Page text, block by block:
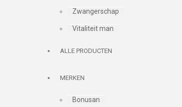
Zwangerschap
Vitaliteit man
ALLE PRODUCTEN
MERKEN
Bonusan